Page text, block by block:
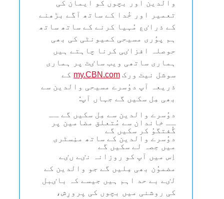
والدین اور بچوں کو ایمان کی
تعمیر اور خُدا کے ساتھ آگے بڑھنے
کے ذراٸع مُہیا کرنے کے ساتھ ساتھ
ہم پوُری مسیحی کمیونٹی کی بھی
حوصلہ افزاٸی کرنا چاہتے ہیں
ہماری ساتھی ویب ساٸٹ پر ہماری
سوشل نیٹ ورک my.CBN.com کے
ذریعہ آپ دوُسرے مسیحی والدین سے
بھی مِل سکیں گے جہاں آپ:
دوُسرے والدین سے مِل سکیں گے ــ
ــ خاندان سے مُتعلق مضامین پر
گُفتگوُ کر سکیں گے
دوُسرے والدین کے ساتھ منِسٹری
میں حِصہ لے سکیں گے
اِس میں آپ کو روزانہ نٸے ںٸے
مضموُن بھی مِلیں گے جو والدین کے
لٸے بے حد اہم ہیں جیسے کہ باٸبل
کی روشنی میں بچوں کی پرورِش،